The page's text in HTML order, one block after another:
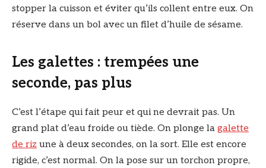
stopper la cuisson et éviter qu’ils collent entre eux. On
réserve dans un bol avec un filet d’huile de sésame.
Les galettes : trempées une
seconde, pas plus
C’est l’étape qui fait peur et qui ne devrait pas. Un
grand plat d’eau froide ou tiède. On plonge la galette
de riz une à deux secondes, on la sort. Elle est encore
rigide, c’est normal. On la pose sur un torchon propre,